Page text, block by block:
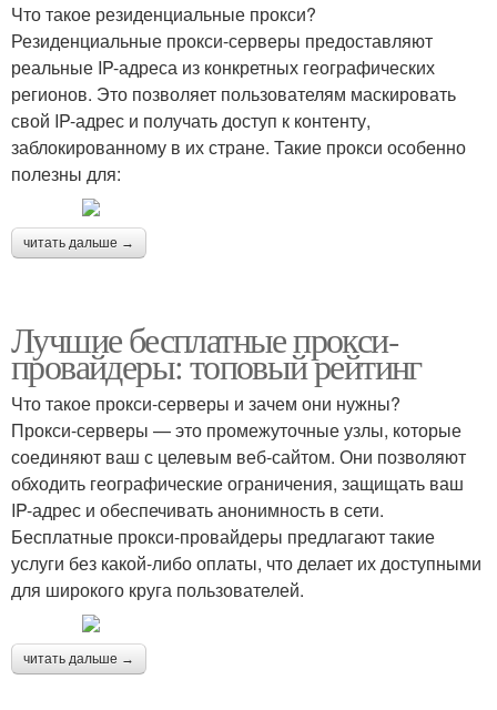
Что такое резиденциальные прокси?
Резиденциальные прокси-серверы предоставляют
реальные IP-адреса из конкретных географических
регионов. Это позволяет пользователям маскировать
свой IP-адрес и получать доступ к контенту,
заблокированному в их стране. Такие прокси особенно
полезны для:
читать дальше →
Лучшие бесплатные прокси-
провайдеры: топовый рейтинг
Что такое прокси-серверы и зачем они нужны?
Прокси-серверы — это промежуточные узлы, которые
соединяют ваш с целевым веб-сайтом. Они позволяют
обходить географические ограничения, защищать ваш
IP-адрес и обеспечивать анонимность в сети.
Бесплатные прокси-провайдеры предлагают такие
услуги без какой-либо оплаты, что делает их доступными
для широкого круга пользователей.
читать дальше →